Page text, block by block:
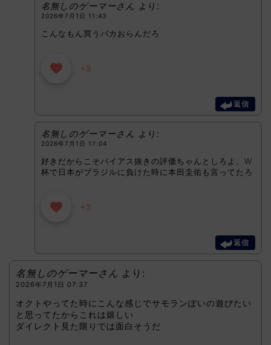
名無しのゲーマーさん より:
2026年7月1日 11:43
こんなもん買うバカおらんだろ
+3
返信
名無しのゲーマーさん より:
2026年7月1日 17:04
好きだからこそバイアス抜きの評価ちゃんとしろよ、W
杯で日本がブラジルに負けた時に本田圭佑も言ってたろ
+3
返信
名無しのゲーマーさん より:
2026年7月1日 07:37
オクトやってた時にこんな感じでサモランぽいの遊びたい
と思ってたからこれは嬉しい
ダイレクト見た限りでは面白そうだ